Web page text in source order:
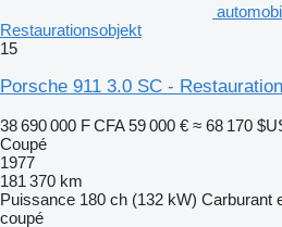
Restaurationsobjekt
15
Porsche 911 3.0 SC -
38 690 000 F CFA 59 000 € ≈ 68 170
Coupé
1977
181 370 km
Puissance 180 ch (132 kW) Carburant
coupé